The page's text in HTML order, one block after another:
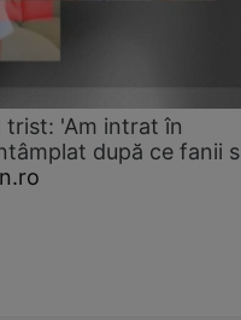
trist: 'Am intrat în
după ce fanii